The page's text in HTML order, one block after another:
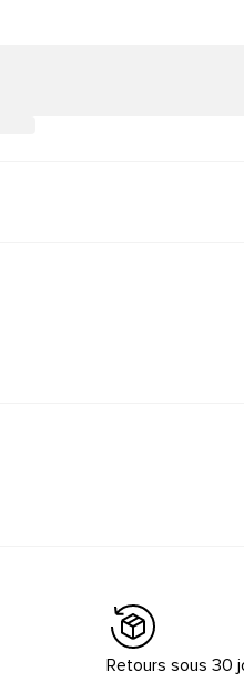
Retours sous 30